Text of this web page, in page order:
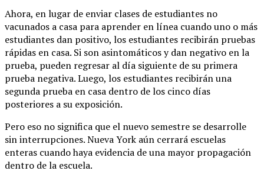
Ahora, en lugar de enviar clases de estudiantes no
vacunados a casa para aprender en línea cuando uno o más
estudiantes dan positivo, los estudiantes recibirán pruebas
rápidas en casa. Si son asintomáticos y dan negativo en la
prueba, pueden regresar al día siguiente de su primera
prueba negativa. Luego, los estudiantes recibirán una
segunda prueba en casa dentro de los cinco días
posteriores a su exposición.
Pero eso no significa que el nuevo semestre se desarrolle
sin interrupciones. Nueva York aún cerrará escuelas
enteras cuando haya evidencia de una mayor propagación
dentro de la escuela.